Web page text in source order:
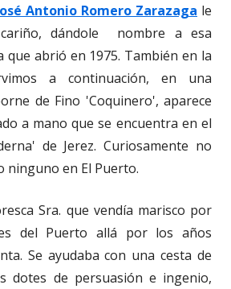
Antonio Romero Zarazaga le
dándole nombre a esa
que abrió en 1975. También en la
a continuación, en una
de Fino 'Coquinero', aparece
a mano que se encuentra en el
de Jerez. Curiosamente no
ninguno en El Puerto.
Sra. que vendía marisco por
del Puerto allá por los años
Se ayudaba con una cesta de
dotes de persuasión e ingenio,